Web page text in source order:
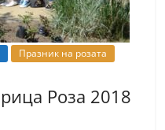
Празник на розата
Роза 2018